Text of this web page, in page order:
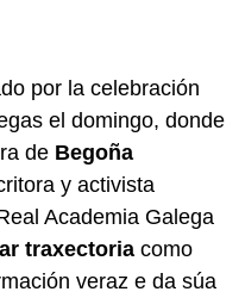
por la celebración
el domingo, donde
de Begoña
y activista
Academia Galega
traxectoria como
veraz e da súa